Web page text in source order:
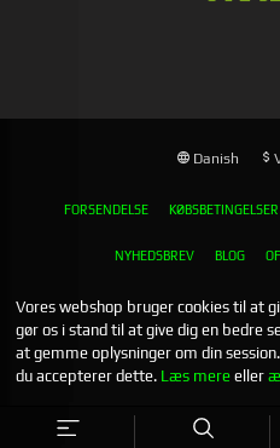
Danish
FORSENDELSE KØBSBETINGELSER
NYHEDSBREV BLOG
Vores webshop bruger cookies til at
gør os i stand til at give dig en bedre
at gemme oplysninger om din
du accepterer dette. Læs mere eller